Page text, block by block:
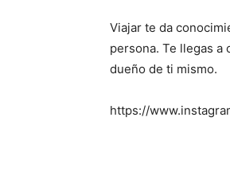
Viajar te da
persona. Te llegas
dueño de ti mismo.
https://